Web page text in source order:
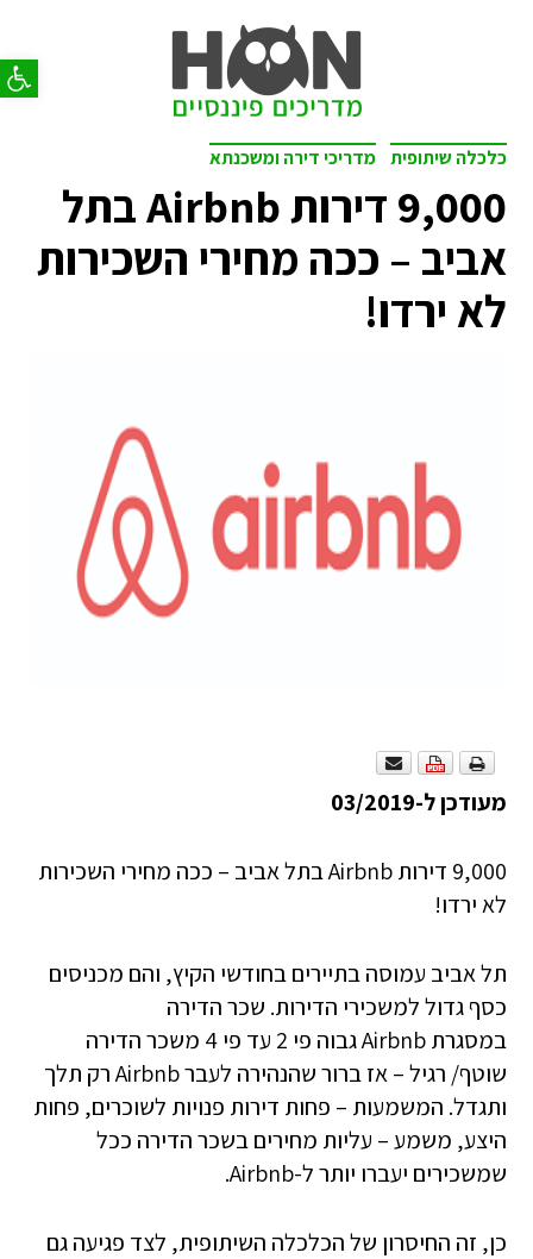
פתח
כלכלה שיתופית מדריכי דירה ומשכנתא
9,000 דירות Airbnb בתל
אביב – ככה מחירי השכירות
לא ירדו!
מעודכן ל-03/2019
9,000 דירות Airbnb בתל אביב – ככה מחירי השכירות
לא ירדו!
תל אביב עמוסה בתיירים בחודשי הקיץ, והם מכניסים
כסף גדול למשכירי הדירות. שכר הדירה
במסגרת Airbnb גבוה פי 2 עד פי 4 משכר הדירה
שוטף/ רגיל – אז ברור שהנהירה לעבר Airbnb רק תלך
ותגדל. המשמעות – פחות דירות פנויות לשוכרים, פחות
היצע, משמע – עליות מחירים בשכר הדירה ככל
שמשכירים יעברו יותר ל-Airbnb.
כן, זה החיסרון של הכלכלה השיתופית, לצד פגיעה גם